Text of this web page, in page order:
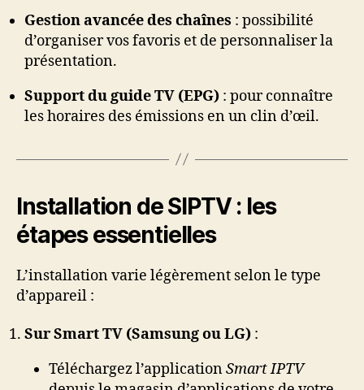
Gestion avancée des chaînes : possibilité
d’organiser vos favoris et de personnaliser la
présentation.
Support du guide TV (EPG) : pour connaître
les horaires des émissions en un clin d’œil.
Installation de SIPTV : les
étapes essentielles
L’installation varie légèrement selon le type
d’appareil :
Sur Smart TV (Samsung ou LG) :
Téléchargez l’applicationSmart IPTV